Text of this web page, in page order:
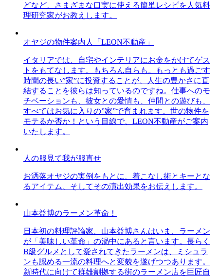
どなど、さまざまな口実に使える簡単レシピを人気料
理研究家がお教えします。
オヤジの物件案内人「LEON不動産」
イタリアでは、自宅やインテリアにお金をかけてゲス
トをもてなします。もちろん自らも。もっとも過ごす
時間の長い”家”に投資することが、人生の豊かさに直
結することを彼らは知っているのですね。仕事へのモ
チベーションも、彼女との愛情も、仲間との遊びも、
すべてはお気に入りの”家”で育まれます。世の物件を
モテるか否か！という目線で、LEON不動産がご案内
いたします。
人の服見て我が服直せ
お洒落オヤジの実例をもとに、着こなし術とキーとな
るアイテム、そしてその演出効果をお伝えします。
山本益博のラーメン革命！
日本初の料理評論家、山本益博さんはいま、ラーメン
が「美味しい革命」の渦中にあると言います。長らく
B級グルメとして愛されてきたラーメンは、ミシュラ
ンも認める一流の料理へと変貌を遂げつつあります。
新時代に向けて群雄割拠する街のラーメン店を巨匠自